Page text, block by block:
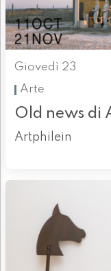
Giovedì 23
Arte
Old news di
Artphilein